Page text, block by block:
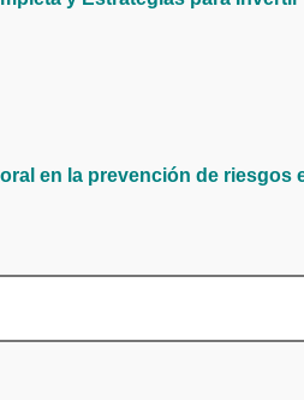
en la prevención de riesgos